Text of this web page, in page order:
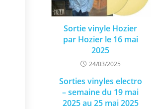
Sortie vinyle Hozier
par Hozier le 16 mai
2025
24/03/2025
Sorties vinyles electro
– semaine du 19 mai
2025 au 25 mai 2025